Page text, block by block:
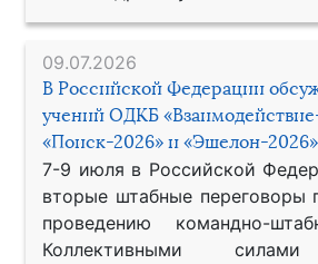
09.07.2026
В Российской Федерации
учений ОДКБ
«Поиск-2026» и «Эшелон-2026»
7-9 июля в Российской
вторые штабные переговоры
проведению командно-
Коллективными силами